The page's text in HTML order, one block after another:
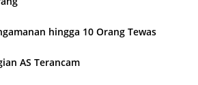
hingga 10 Orang Tewas
AS Terancam